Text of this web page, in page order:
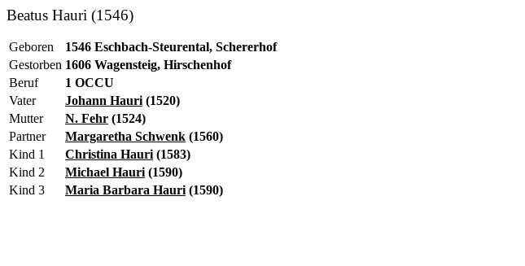
Beatus Hauri (1546)
Geboren
1546 Eschbach-Steurental, Schererhof
Gestorben 1606 Wagensteig, Hirschenhof
Beruf
1 OCCU
Vater
Johann Hauri (1520)
Mutter
N. Fehr (1524)
Partner
Margaretha Schwenk (1560)
Kind 1
Christina Hauri (1583)
Kind 2
Michael Hauri (1590)
Kind 3
Maria Barbara Hauri (1590)